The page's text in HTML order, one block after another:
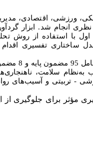
ورزشی، اقتصادی،
انجام شد. ابزار
اول با استفاده از روش
ساختاری تفسیری اقدام
: یافته‌ها نشان داد که آسیب‌های جامعه‌شناختی بیماری کووید-19 در ایران به‌عنوان
آسیب به‌نظام سلامت،
- تربیتی و آسیب‌های
باید تدابیری مؤثر برای جلوگیری از